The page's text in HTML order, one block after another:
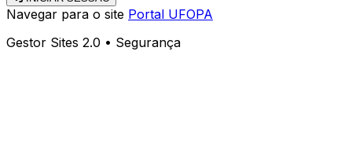
Navegar para o site Portal UFOPA
Gestor Sites 2.0 • Segurança